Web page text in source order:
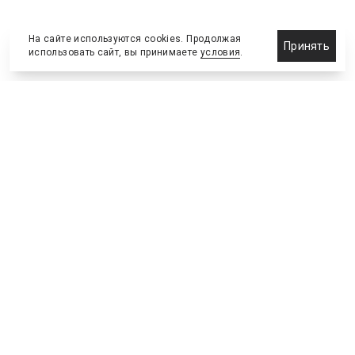
На сайте используются cookies. Продолжая
использовать сайт, вы принимаете условия.
Принять